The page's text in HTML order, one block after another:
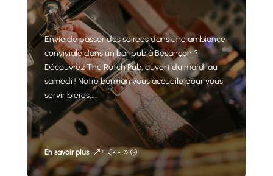
Envie de passer des soirées dans une ambiance
conviviale dans un bar pub à Besançon ?
Découvrez The Rotch Pub, ouvert du mardi au
samedi ! Notre barman vous accueile pour vous
servir bières,...
En savoir plus